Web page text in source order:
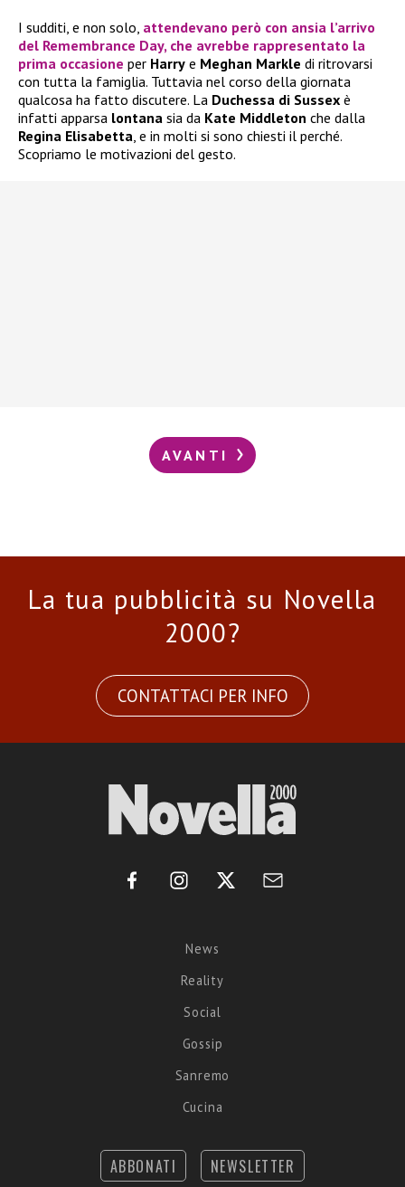
I sudditi, e non solo, attendevano però con ansia l’arrivo
del Remembrance Day, che avrebbe rappresentato la
prima occasione per Harry e Meghan Markle di ritrovarsi
con tutta la famiglia. Tuttavia nel corso della giornata
qualcosa ha fatto discutere. La Duchessa di Sussex è
infatti apparsa lontana sia da Kate Middleton che dalla
Regina Elisabetta, e in molti si sono chiesti il perché.
Scopriamo le motivazioni del gesto.
AVANTI
La tua pubblicità su Novella
2000?
CONTATTACI PER INFO
News
Reality
Social
Gossip
Sanremo
Cucina
ABBONATI NEWSLETTER